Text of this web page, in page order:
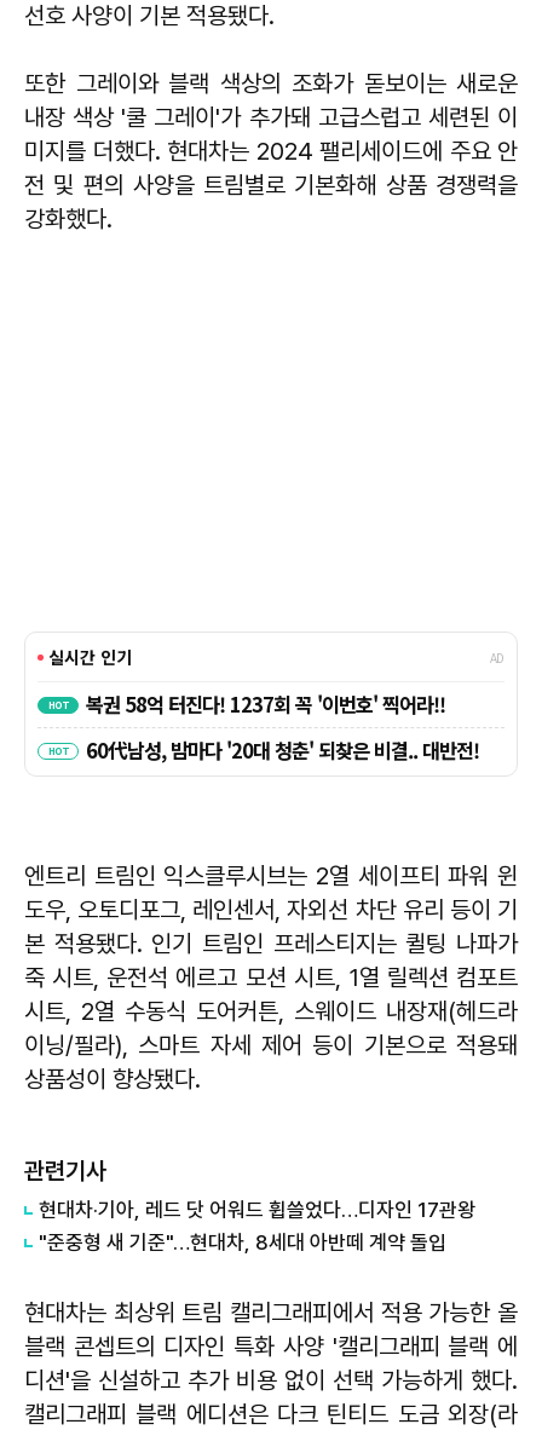
선호 사양이 기본 적용됐다.
또한 그레이와 블랙 색상의 조화가 돋보이는 새로운
내장 색상 '쿨 그레이'가 추가돼 고급스럽고 세련된 이
미지를 더했다. 현대차는 2024 팰리세이드에 주요 안
전 및 편의 사양을 트림별로 기본화해 상품 경쟁력을
강화했다.
엔트리 트림인 익스클루시브는 2열 세이프티 파워 윈
도우, 오토디포그, 레인센서, 자외선 차단 유리 등이 기
본 적용됐다. 인기 트림인 프레스티지는 퀼팅 나파가
죽 시트, 운전석 에르고 모션 시트, 1열 릴렉션 컴포트
시트, 2열 수동식 도어커튼, 스웨이드 내장재(헤드라
이닝/필라), 스마트 자세 제어 등이 기본으로 적용돼
상품성이 향상됐다.
관련기사
현대차·기아, 레드 닷 어워드 휩쓸었다…디자인 17관왕
"준중형 새 기준"…현대차, 8세대 아반떼 계약 돌입
현대차는 최상위 트림 캘리그래피에서 적용 가능한 올
블랙 콘셉트의 디자인 특화 사양 '캘리그래피 블랙 에
디션'을 신설하고 추가 비용 없이 선택 가능하게 했다.
캘리그래피 블랙 에디션은 다크 틴티드 도금 외장(라